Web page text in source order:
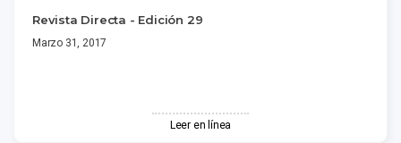
Revista Directa - Edición 29
Marzo 31, 2017
Leer en línea